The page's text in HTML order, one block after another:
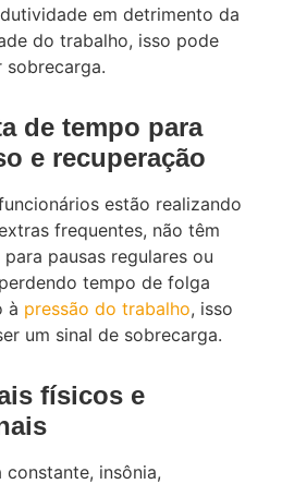
em detrimento da
do trabalho, isso pode
sobrecarga.
de tempo para
e recuperação
estão realizando
frequentes, não têm
pausas regulares ou
tempo de folga
à pressão do trabalho, isso
um sinal de sobrecarga.
físicos e
constante, insônia,